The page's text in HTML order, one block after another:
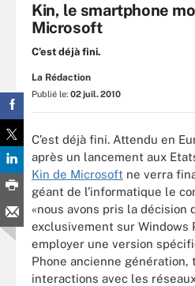
Kin, le smartphone
Microsoft
C’est déjà fini.
La Rédaction
Publié le: 02 juil. 2010
C’est déjà fini. Attendu en
après un lancement aux
Kin de Microsoft ne verra
géant de l’informatique le
«nous avons pris la décision
exclusivement sur Windows
employer une version
Phone ancienne
interactions avec les